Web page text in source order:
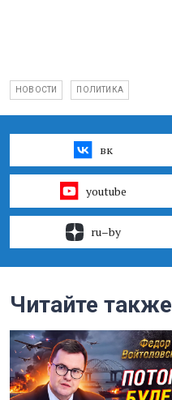
НОВОСТИ ПОЛИТИКА
вк
youtube
ru–by
Читайте также